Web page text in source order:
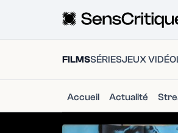
FILMSSÉRIESJEUX VIDÉO
Accueil Actualité